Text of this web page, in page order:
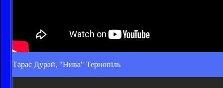
Тарас Дурай, "Нива" Тернопіль